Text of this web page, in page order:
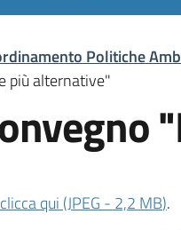
Politiche
più alternative"
clicca qui (JPEG - 2,2 MB).